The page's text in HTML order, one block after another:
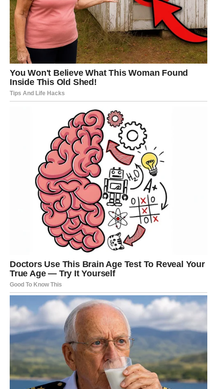
Vrijeme velikog uspjeha tek počinje
Pred vama su veoma uspješni trenuci.
DJEVICA
Pred vama je dan tokom kojeg trebate više vjerovati
Jedna osoba možda skriva nešto važno od vas.
Istina uskoro izlazi na vidjelo
Pred vama su veoma posebni trenuci.
VAGA
Zvijezde vam donose veoma romantičan i emotivan dan.
Ako ste slobodni, moguć je susret koji odmah djeluje